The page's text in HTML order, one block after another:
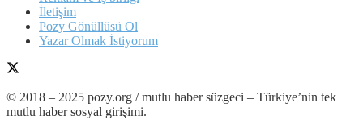
İletişim
Pozy Gönüllüsü Ol
Yazar Olmak İstiyorum
© 2018 – 2025 pozy.org / mutlu haber süzgeci – Türkiye’nin tek
mutlu haber sosyal girişimi.